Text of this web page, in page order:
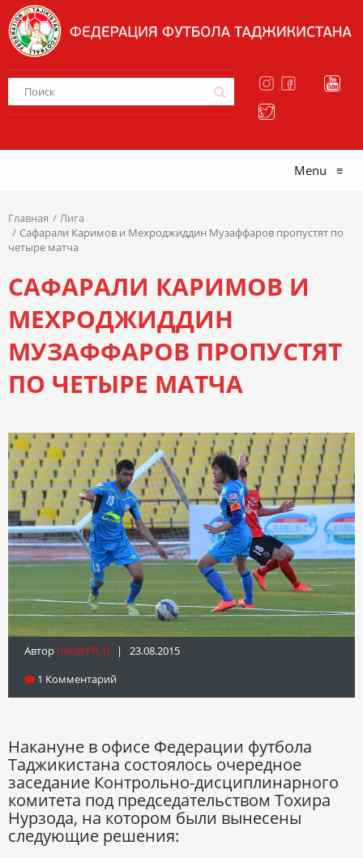
Menu ≡
Главная
Лига
Сафарали Каримов и Мехроджиддин Музаффаров пропустят по
четыре матча
САФАРАЛИ КАРИМОВ И
МЕХРОДЖИДДИН
МУЗАФФАРОВ ПРОПУСТЯТ
ПО ЧЕТЫРЕ МАТЧА
Автор Info@fft.tj | 23.08.2015
1 Комментарий
Накануне в офисе Федерации футбола
Таджикистана состоялось очередное
заседание Контрольно-дисциплинарного
комитета под председательством Тохира
Нурзода, на котором были вынесены
следующие решения: